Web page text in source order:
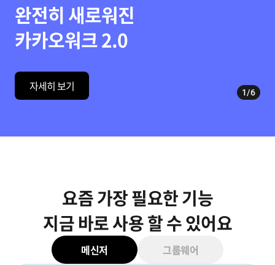
완전히 새로워진
카카오워크 2.0
자세히 보기 1/6
요즘 가장 필요한 기능
지금 바로 사용 할 수 있어요
메신저 그룹웨어